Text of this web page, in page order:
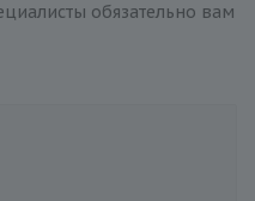
обязательно вам